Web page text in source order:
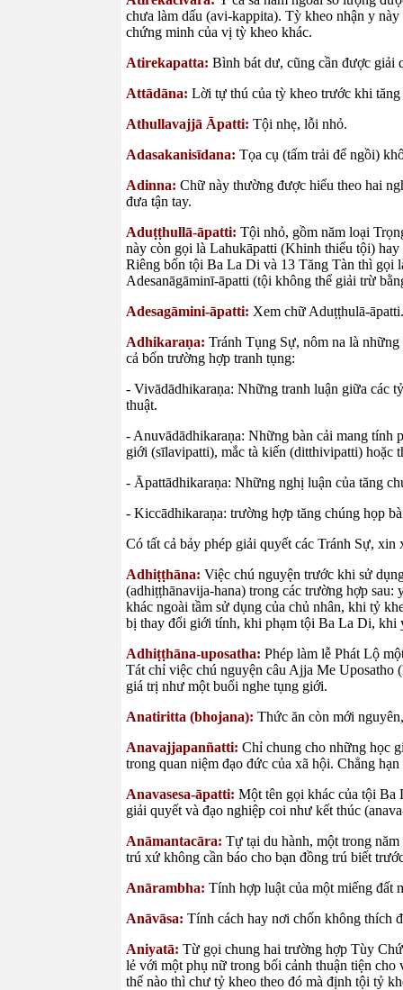
chưa làm dấu (avi-kappita). Tỳ kheo nhận y
chứng minh của vị tỳ kheo khác.
Atirekapatta: Bình bát dư, cũng cần được giải
Attādāna: Lời tự thú của tỳ kheo trước khi
Athullavajjā Āpatti: Tội nhẹ, lỗi nhỏ.
Adasakanisīdana: Tọa cụ (tấm trải để ngồi)
Adinna: Chữ này thường được hiểu theo hai
đưa tận tay.
Aduṭṭhullā-āpatti: Tội nhỏ, gồm năm loại
này còn gọi là Lahukāpatti (Khinh thiểu tội)
Riêng bốn tội Ba La Di và 13 Tăng Tàn thì
Adesanāgāminī-āpatti (tội không thể giải trừ
Adesagāmini-āpatti: Xem chữ Aduṭṭhulā-
Adhikaraṇa: Tránh Tụng Sự, nôm na là
cả bốn trường hợp tranh tụng:
- Vivādādhikaraṇa: Những tranh luận giữa các
thuật.
- Anuvādādhikaraṇa: Những bàn cải mang tính
giới (sīlavipatti), mắc tà kiến (ditthivipatti) hoặc
- Āpattādhikaraṇa: Những nghị luận của tăng
- Kiccādhikaraṇa: trường hợp tăng chúng họp
Có tất cả bảy phép giải quyết các Tránh Sự,
Adhiṭṭhāna: Việc chú nguyện trước khi sử
(adhiṭṭhānavija-hana) trong các trường hợp
khác ngoài tầm sử dụng của chủ nhân, khi tỷ
bị thay đổi giới tính, khi phạm tội Ba La Di, khi
Adhiṭṭhāna-uposatha: Phép làm lễ Phát Lộ
Tát chỉ việc chú nguyện câu Ajja Me Uposatho
giá trị như một buổi nghe tụng giới.
Anatiritta (bhojana): Thức ăn còn mới
Anavajjapanñatti: Chỉ chung cho những học
trong quan niệm đạo đức của xã hội. Chẳng
Anavasesa-āpatti: Một tên gọi khác của tội Ba
giải quyết và đạo nghiệp coi như kết thúc
Anāmantacāra: Tự tại du hành, một trong
trú xứ không cần báo cho bạn đồng trú biết
Anārambha: Tính hợp luật của một miếng
Anāvāsa: Tính cách hay nơi chốn không thích
Aniyatā: Từ gọi chung hai trường hợp Tùy
lẻ với một phụ nữ trong bối cảnh thuận tiện
thế nào thì chư tỷ kheo theo đó mà định tội tỷ